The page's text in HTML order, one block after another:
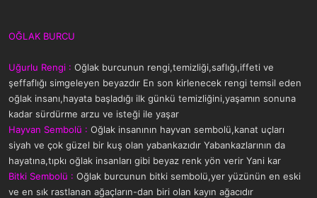
OĞLAK BURCU
Uğurlu Rengi : Oğlak burcunun rengi,temizliği,saflığı,iffeti ve
şeffaflığı simgeleyen beyazdır En son kirlenecek rengi temsil eden
oğlak insanı,hayata başladığı ilk günkü temizliğini,yaşamın sonuna
kadar sürdürme arzu ve isteği ile yaşar
Hayvan Sembolü : Oğlak insanının hayvan sembolü,kanat uçları
siyah ve çok güzel bir kuş olan yabankazıdır Yabankazlarının da
hayatına,tıpkı oğlak insanları gibi beyaz renk yön verir Yani kar
Bitki Sembolü : Oğlak burcunun bitki sembolü,yer yüzünün en eski
ve en sık rastlanan ağaçların-dan biri olan kayın ağacıdır